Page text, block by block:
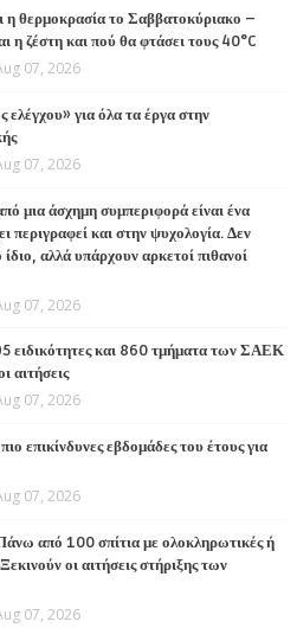
η θερμοκρασία το Σαββατοκύριακο –
η ζέστη και πού θα φτάσει τους 40°C
07, 2026
ελέγχου» για όλα τα έργα στην
07, 2026
μια άσχημη συμπεριφορά είναι ένα
περιγραφεί και στην ψυχολογία. Δεν
ίδιο, αλλά υπάρχουν αρκετοί πιθανοί
07, 2026
ειδικότητες και 860 τμήματα των ΣΑΕΚ
αιτήσεις
07, 2026
πιο επικίνδυνες εβδομάδες του έτους για
07, 2026
από 100 σπίτια με ολοκληρωτικές ή
οι αιτήσεις στήριξης των
07, 2026